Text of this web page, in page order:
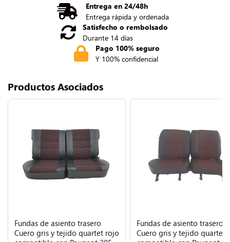
Entrega en 24/48h
Entrega rápida y ordenada
Satisfecho o rembolsado
Durante 14 días
Pago 100% seguro
Y 100% confidencial
Productos Asociados
Fundas de asiento trasero
Cuero gris y tejido quartet rojo
Fundas de asiento trasero
Cuero gris y tejido quartet